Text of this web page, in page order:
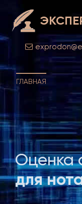
ГЛАВНАЯ
Оценка
для